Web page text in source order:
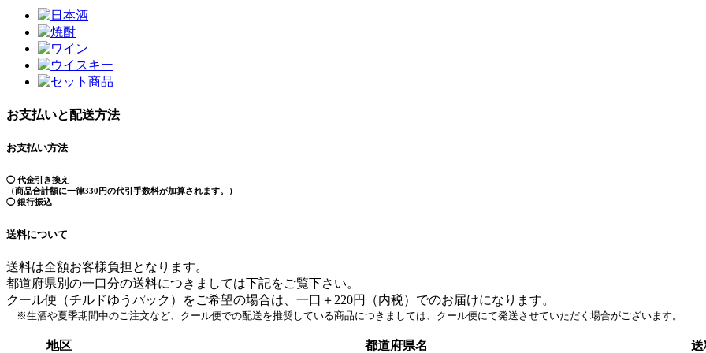
お支払いと配送方法
お支払い方法
◯ 代金引き換え
（商品合計額に一律330円の代引手数料が加算されます。）
◯ 銀行振込
送料について
送料は全額お客様負担となります。
都道府県別の一口分の送料につきましては下記をご覧下さい。
クール便（チルドゆうパック）をご希望の場合は、一口＋220円（内税）でのお届けになります。
※生酒や夏季期間中のご注文など、クール便での配送を推奨している商品につきましては、クール便にて発送させていただく場合がございます。
地区 都道府県名 送